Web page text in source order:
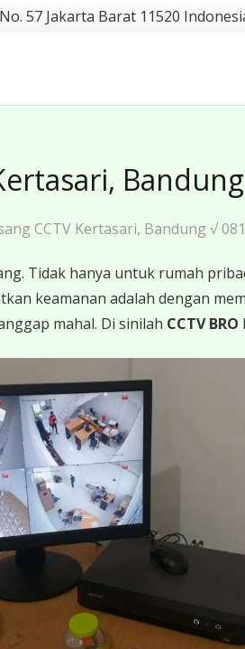
57 Jakarta Barat 11520
CCTV Kertasari, Bandung √
Tidak hanya untuk rumah
keamanan adalah dengan
mahal. Di sinilah CCTV BRO